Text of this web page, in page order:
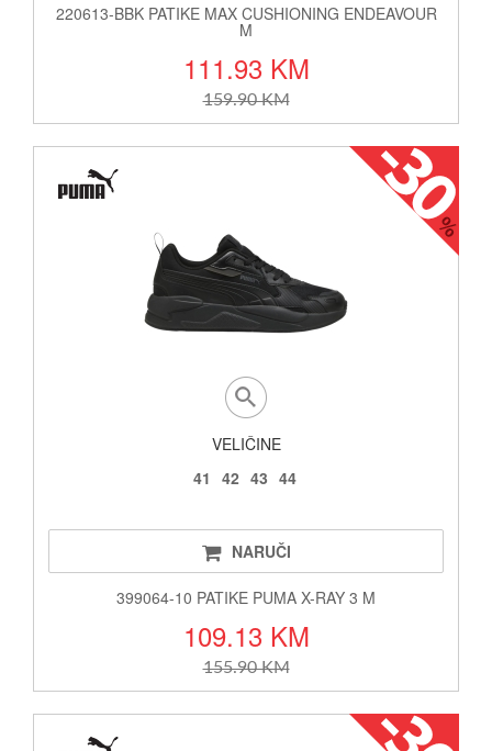
220613-BBK PATIKE MAX CUSHIONING ENDEAVOUR
M
111.93 KM
159.90 KM
VELIČINE
41 42 43 44
NARUČI
399064-10 PATIKE PUMA X-RAY 3 M
109.13 KM
155.90 KM